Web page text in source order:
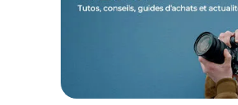
Format de l'objectif Couverture : APS-C
Distance minimale de mise au point : 70 cm
Type de mise au point : Autofocus
Stabilisation d'image : Non